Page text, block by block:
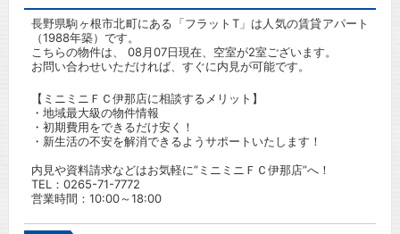
長野県駒ヶ根市北町にある「フラットT」は人気の賃貸アパート
（1988年築）です。
こちらの物件は、 08月07日現在、空室が2室ございます。
お問い合わせいただければ、すぐに内見が可能です。
【ミニミニＦＣ伊那店に相談するメリット】
・地域最大級の物件情報
・初期費用をできるだけ安く！
・新生活の不安を解消できるようサポートいたします！
内見や資料請求などはお気軽に”ミニミニＦＣ伊那店”へ！
TEL： 0265-71-7772
営業時間：10:00～18:00